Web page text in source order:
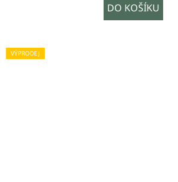
DO KOŠÍKU
VÝPRODEJ